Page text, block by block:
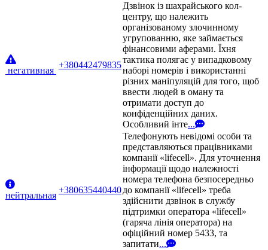
негативная
+380442479835
Дзвінок із шахрайського кол-
центру, що належить
організованому злочинному
угрупованню, яке займається
фінансовими аферами. Їхня
тактика полягає у випадковому
наборі номерів і використанні
різних маніпуляцій для того, щоб
ввести людей в оману та
отримати доступ до
конфіденційних даних.
Особливий інте...
нейтральная
+380635440440
Телефонують невідомі особи та
представляються працівниками
компанії «lifecell». Для уточнення
інформації щодо належності
номера телефона безпосередньо
до компанії «lifecell» треба
здійснити дзвінок в службу
підтримки оператора «lifecell»
(гаряча лінія оператора) на
офіційний номер 5433, та
запитати...